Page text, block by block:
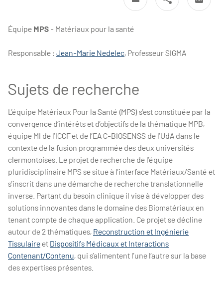
Équipe MPS - Matériaux pour la santé
Responsable : Jean-Marie Nedelec, Professeur SIGMA
Sujets de recherche
L’équipe Matériaux Pour la Santé (MPS) s’est constituée par la
convergence d’intérêts et d’objectifs de la thématique MPB,
équipe MI de l’ICCF et de l’EA C-BIOSENSS de l’UdA dans le
contexte de la fusion programmée des deux universités
clermontoises. Le projet de recherche de l’équipe
pluridisciplinaire MPS se situe à l’interface Matériaux/Santé et
s’inscrit dans une démarche de recherche translationnelle
inverse. Partant du besoin clinique il vise à développer des
solutions innovantes dans le domaine des Biomatériaux en
tenant compte de chaque application. Ce projet se décline
autour de 2 thématiques, Reconstruction et Ingénierie
Tissulaireet Dispositifs Médicaux et Interactions
Contenant/Contenu, qui s’alimentent l’une l’autre sur la base
des expertises présentes.